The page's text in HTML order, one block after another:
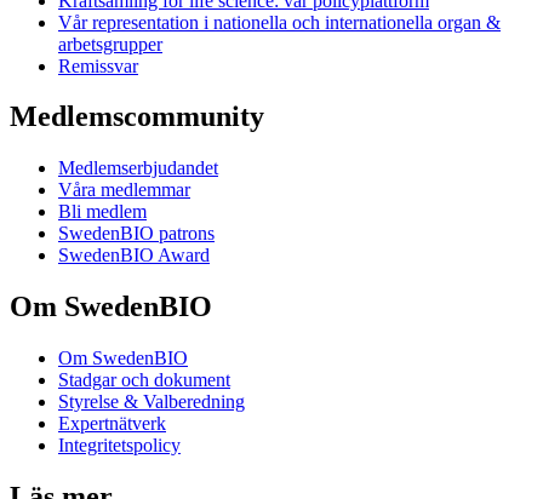
Vår representation i nationella och internationella organ &
arbetsgrupper
Remissvar
Medlemscommunity
Medlemserbjudandet
Våra medlemmar
Bli medlem
SwedenBIO patrons
SwedenBIO Award
Om SwedenBIO
Om SwedenBIO
Stadgar och dokument
Styrelse & Valberedning
Expertnätverk
Integritetspolicy